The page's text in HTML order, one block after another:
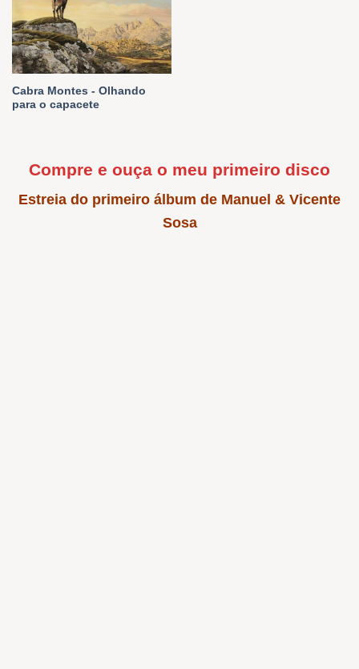
Cabra Montes - Olhando
para o capacete
Compre e ouça o meu primeiro disco
Estreia do primeiro álbum de Manuel & Vicente
Sosa